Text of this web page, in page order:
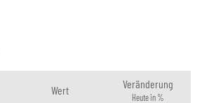
Wert Veränderung
Heute in %